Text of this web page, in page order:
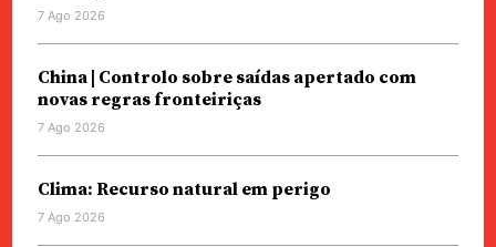
7 Ago 2026
China | Controlo sobre saídas apertado com
novas regras fronteiriças
7 Ago 2026
Clima: Recurso natural em perigo
7 Ago 2026